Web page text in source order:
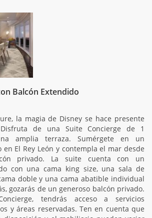
Balcón Extendido
la magia de Disney se hace presente
de una Suite Concierge de 1
amplia terraza. Sumérgete en un
El Rey León y contempla el mar desde
privado. La suite cuenta con un
con una cama king size, una sala de
doble y una cama abatible individual
gozarás de un generoso balcón privado.
tendrás acceso a servicios
y áreas reservadas. Ten en cuenta que